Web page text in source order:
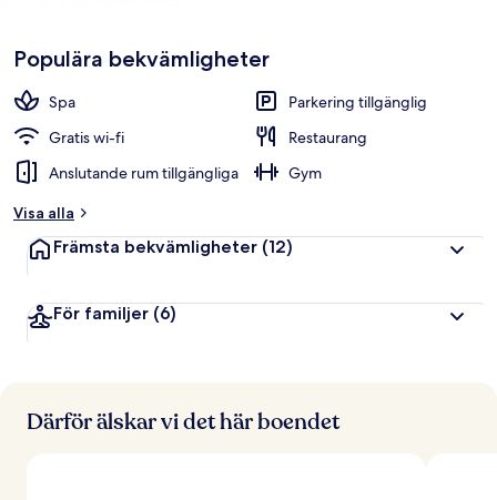
Populära bekvämligheter
Spa
Parkering tillgänglig
Gratis wi-fi
Restaurang
Anslutande rum tillgängliga
Gym
Visa alla
Främsta bekvämligheter (12)
För familjer (6)
Därför älskar vi det här boendet